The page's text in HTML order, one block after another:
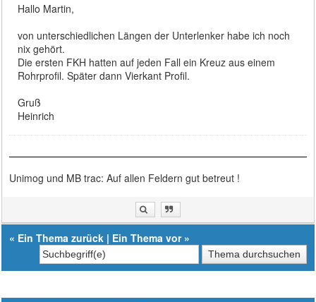
Hallo Martin,
von unterschiedlichen Längen der Unterlenker habe ich noch
nix gehört.
Die ersten FKH hatten auf jeden Fall ein Kreuz aus einem
Rohrprofil. Später dann Vierkant Profil.
Gruß
Heinrich
Unimog und MB trac: Auf allen Feldern gut betreut !
« Ein Thema zurück | Ein Thema vor»